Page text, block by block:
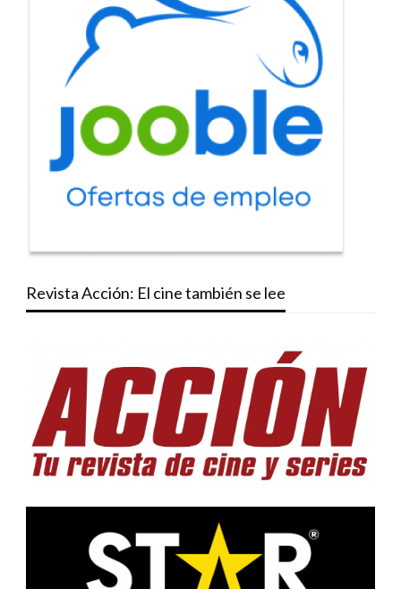
Revista Acción: El cine también se lee